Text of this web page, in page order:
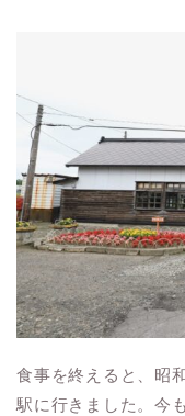
食事を終えると、 昭
駅に行きました。今